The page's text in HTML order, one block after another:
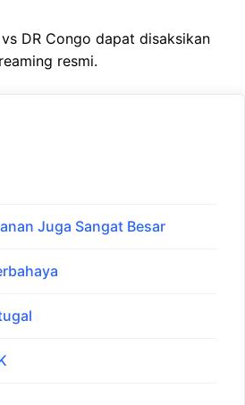
DR Congo dapat disaksikan
resmi.
Juga Sangat Besar